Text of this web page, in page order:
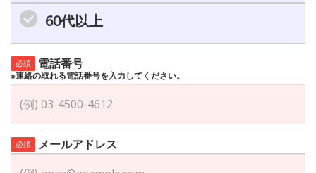
60代以上
必須 電話番号
※連絡の取れる電話番号を入力してください。
必須 メールアドレス